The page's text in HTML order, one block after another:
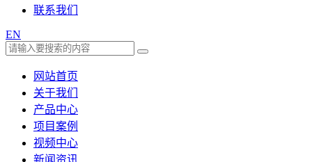
联系我们
EN
网站首页
关于我们
产品中心
项目案例
视频中心
新闻资讯